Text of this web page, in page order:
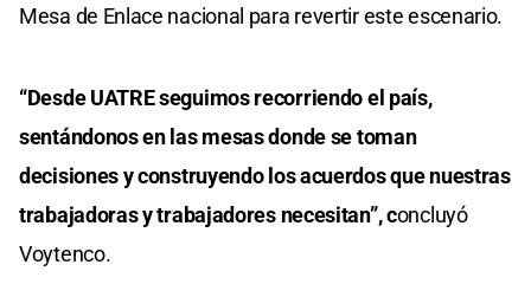
Mesa de Enlace nacional para revertir este escenario.
“Desde UATRE seguimos recorriendo el país,
sentándonos en las mesas donde se toman
decisiones y construyendo los acuerdos que nuestras
trabajadoras y trabajadores necesitan”, concluyó
Voytenco.